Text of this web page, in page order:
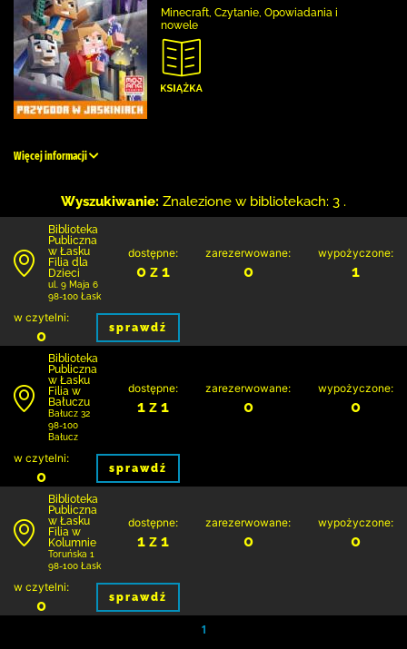
Minecraft, Czytanie, Opowiadania i
nowele
Więcej informacji
Wyszukiwanie: Znalezione w bibliotekach: 3 .
Biblioteka
Publiczna
w Łasku
Filia dla
Dzieci
ul. 9 Maja 6
98-100 Łask
dostępne:
0 z 1
zarezerwowane:
0
wypożyczone:
1
w czytelni:
0 sprawdź
Biblioteka
Publiczna
w Łasku
Filia w
Bałuczu
Bałucz 32
98-100
Bałucz
dostępne:
1 z 1
zarezerwowane:
0
wypożyczone:
0
w czytelni:
0 sprawdź
Biblioteka
Publiczna
w Łasku
Filia w
Kolumnie
Toruńska 1
98-100 Łask
dostępne:
1 z 1
zarezerwowane:
0
wypożyczone:
0
w czytelni:
0 sprawdź
1